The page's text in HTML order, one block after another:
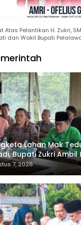
Atas Pelantikan H. Zukri,
dan Wakil Bupati
Lahan Mak
Bupati Zukri Ambil
Down
7, 2026